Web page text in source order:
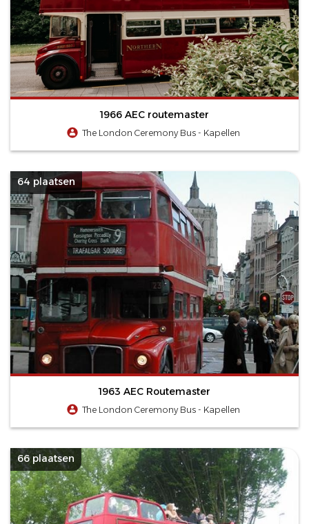
1966 AEC routemaster
The London Ceremony Bus - Kapellen
64 plaatsen
1963 AEC Routemaster
The London Ceremony Bus - Kapellen
66 plaatsen